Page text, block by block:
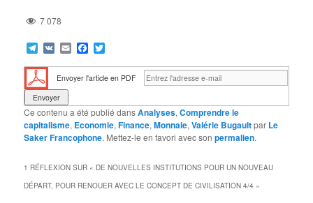
7 078
Telegram
VK EmailFacebook
Envoyer l'article en PDF
Ce contenu a été publié dansAnalyses,Comprendre le
capitalisme, Economie,Finance,Monnaie,Valérie Bugaultpar Le
Saker Francophone. Mettez-le en favori avec sonpermalien.
1 RÉFLEXION SUR « DE NOUVELLES INSTITUTIONS POUR UN NOUVEAU
DÉPART, POUR RENOUER AVEC LE CONCEPT DE CIVILISATION 4/4 »